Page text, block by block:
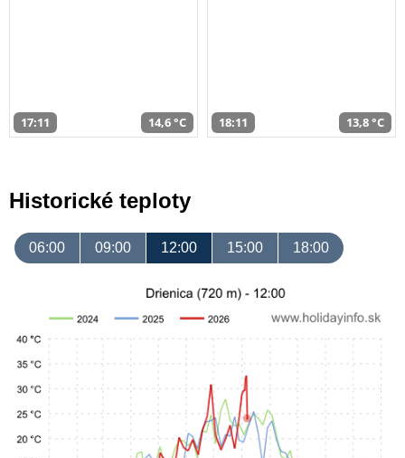
17:11 14,6 °C 18:11 13,8 °C
Historické teploty
06:00 09:00 12:00 15:00 18:00